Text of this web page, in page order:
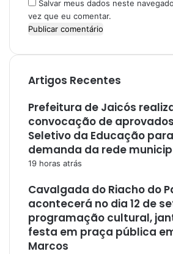
Salvar meus dados neste
vez que eu comentar.
Artigos Recentes
Prefeitura de Jaicós
convocação de
Seletivo da Educação
demanda da rede
19 horas atrás
Cavalgada do Riacho do
acontecerá no dia 12 de
programação cultural,
festa em praça pública
Marcos